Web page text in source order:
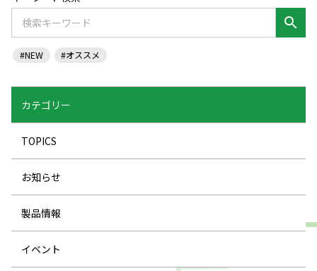
search
#NEW #オススメ
カテゴリー
TOPICS
お知らせ
製品情報
イベント